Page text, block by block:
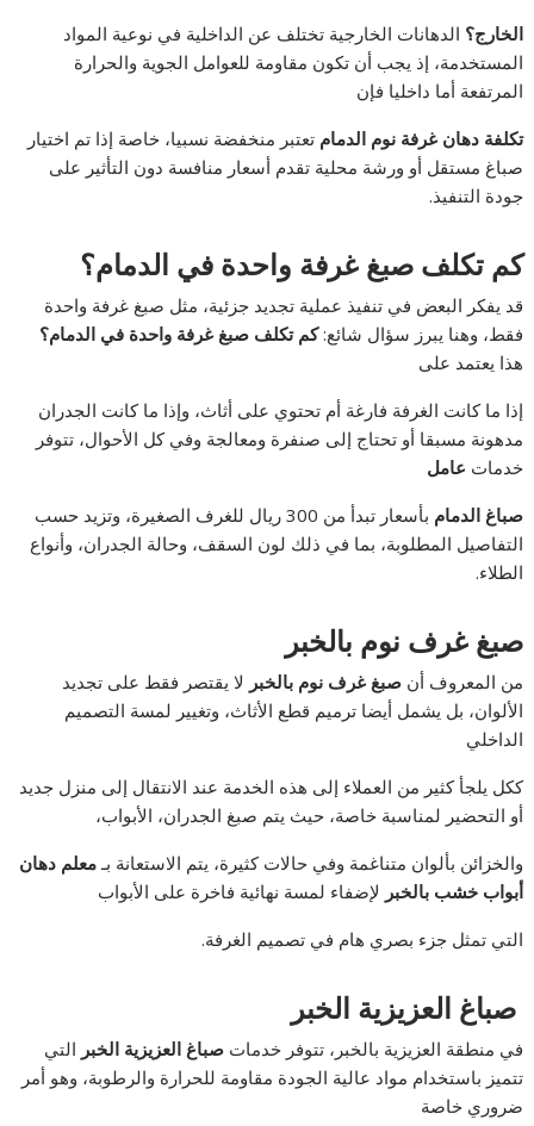
الخارج؟ الدهانات الخارجية تختلف عن الداخلية في نوعية المواد
المستخدمة، إذ يجب أن تكون مقاومة للعوامل الجوية والحرارة
المرتفعة أما داخليا فإن
تكلفة دهان غرفة نوم الدمام تعتبر منخفضة نسبيا، خاصة إذا تم اختيار
صباغ مستقل أو ورشة محلية تقدم أسعار منافسة دون التأثير على
جودة التنفيذ.
كم تكلف صبغ غرفة واحدة في الدمام؟
قد يفكر البعض في تنفيذ عملية تجديد جزئية، مثل صبغ غرفة واحدة
فقط، وهنا يبرز سؤال شائع:كم تكلف صبغ غرفة واحدة في الدمام؟
هذا يعتمد على
إذا ما كانت الغرفة فارغة أم تحتوي على أثاث، وإذا ما كانت الجدران
مدهونة مسبقا أو تحتاج إلى صنفرة ومعالجة وفي كل الأحوال، تتوفر
خدمات عامل
صباغ الدمام
بأسعار تبدأ من 300 ريال للغرف الصغيرة، وتزيد حسب
التفاصيل المطلوبة، بما في ذلك لون السقف، وحالة الجدران، وأنواع
الطلاء.
صبغ غرف نوم بالخبر
من المعروف أنصبغ غرف نوم بالخبر لا يقتصر فقط على تجديد
الألوان، بل يشمل أيضا ترميم قطع الأثاث، وتغيير لمسة التصميم
الداخلي
ككل يلجأ كثير من العملاء إلى هذه الخدمة عند الانتقال إلى منزل جديد
أو التحضير لمناسبة خاصة، حيث يتم صبغ الجدران، الأبواب،
والخزائن بألوان متناغمة وفي حالات كثيرة، يتم الاستعانة بـمعلم دهان
أبواب خشب بالخبر لإضفاء لمسة نهائية فاخرة على الأبواب
التي تمثل جزء بصري هام في تصميم الغرفة.
صباغ العزيزية الخبر
في منطقة العزيزية بالخبر، تتوفر خدمات صباغ العزيزية الخبر التي
تتميز باستخدام مواد عالية الجودة مقاومة للحرارة والرطوبة، وهو أمر
ضروري خاصة